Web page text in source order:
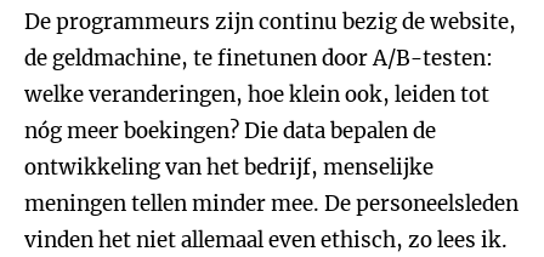
De programmeurs zijn continu bezig de website,
de geldmachine, te finetunen door A/B-testen:
welke veranderingen, hoe klein ook, leiden tot
nóg meer boekingen? Die data bepalen de
ontwikkeling van het bedrijf, menselijke
meningen tellen minder mee. De personeelsleden
vinden het niet allemaal even ethisch, zo lees ik.